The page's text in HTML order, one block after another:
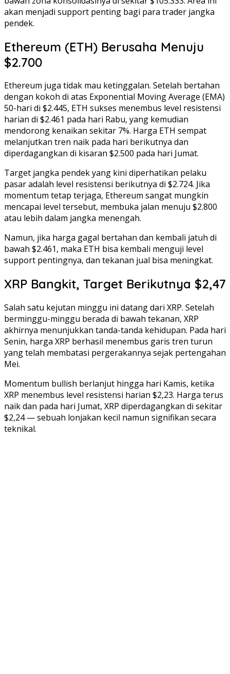
akan menjadi support penting bagi para trader jangka
pendek.
Ethereum (ETH) Berusaha Menuju
$2.700
Ethereum juga tidak mau ketinggalan. Setelah bertahan
dengan kokoh di atas Exponential Moving Average (EMA)
50-hari di $2.445, ETH sukses menembus level resistensi
harian di $2.461 pada hari Rabu, yang kemudian
mendorong kenaikan sekitar 7%. Harga ETH sempat
melanjutkan tren naik pada hari berikutnya dan
diperdagangkan di kisaran $2.500 pada hari Jumat.
Target jangka pendek yang kini diperhatikan pelaku
pasar adalah level resistensi berikutnya di $2.724. Jika
momentum tetap terjaga, Ethereum sangat mungkin
mencapai level tersebut, membuka jalan menuju $2.800
atau lebih dalam jangka menengah.
Namun, jika harga gagal bertahan dan kembali jatuh di
bawah $2.461, maka ETH bisa kembali menguji level
support pentingnya, dan tekanan jual bisa meningkat.
XRP Bangkit, Target Berikutnya $2,47
Salah satu kejutan minggu ini datang dari XRP. Setelah
berminggu-minggu berada di bawah tekanan, XRP
akhirnya menunjukkan tanda-tanda kehidupan. Pada hari
Senin, harga XRP berhasil menembus garis tren turun
yang telah membatasi pergerakannya sejak pertengahan
Mei.
Momentum bullish berlanjut hingga hari Kamis, ketika
XRP menembus level resistensi harian $2,23. Harga terus
naik dan pada hari Jumat, XRP diperdagangkan di sekitar
$2,24 — sebuah lonjakan kecil namun signifikan secara
teknikal.